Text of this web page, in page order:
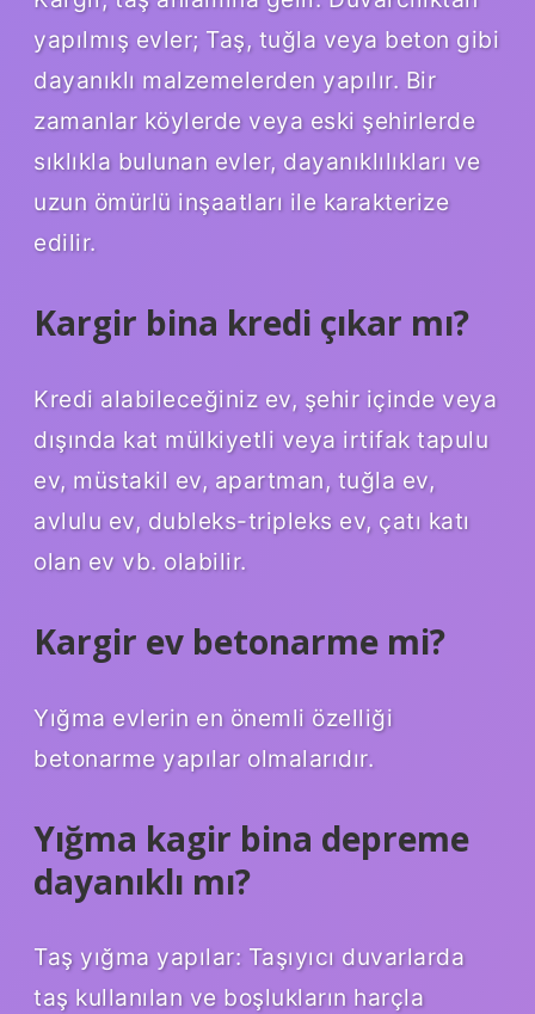
yapılmış evler; Taş, tuğla veya beton gibi
dayanıklı malzemelerden yapılır. Bir
zamanlar köylerde veya eski şehirlerde
sıklıkla bulunan evler, dayanıklılıkları ve
uzun ömürlü inşaatları ile karakterize
edilir.
Kargir bina kredi çıkar mı?
Kredi alabileceğiniz ev, şehir içinde veya
dışında kat mülkiyetli veya irtifak tapulu
ev, müstakil ev, apartman, tuğla ev,
avlulu ev, dubleks-tripleks ev, çatı katı
olan ev vb. olabilir.
Kargir ev betonarme mi?
Yığma evlerin en önemli özelliği
betonarme yapılar olmalarıdır.
Yığma kagir bina depreme
dayanıklı mı?
Taş yığma yapılar: Taşıyıcı duvarlarda
taş kullanılan ve boşlukların harçla